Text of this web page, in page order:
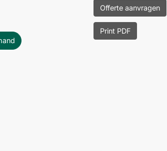
Offerte aanvragen
Print PDF